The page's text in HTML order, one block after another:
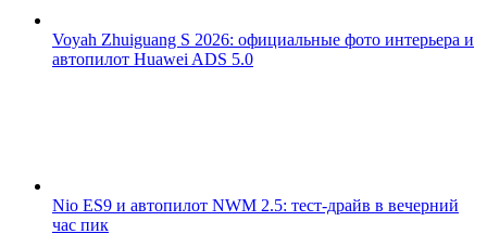
Voyah Zhuiguang S 2026: официальные фото интерьера и
автопилот Huawei ADS 5.0
Nio ES9 и автопилот NWM 2.5: тест-драйв в вечерний
час пик